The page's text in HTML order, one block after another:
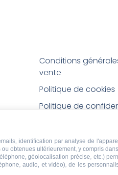
Conditions
vente
Politique de cookies
Politique de
Conditions de
remboursement
Droit de rétractation
identification par analyse de
obtenues ultérieurement, y compris
géolocalisation précise, etc.)
audio, et vidéo), de les